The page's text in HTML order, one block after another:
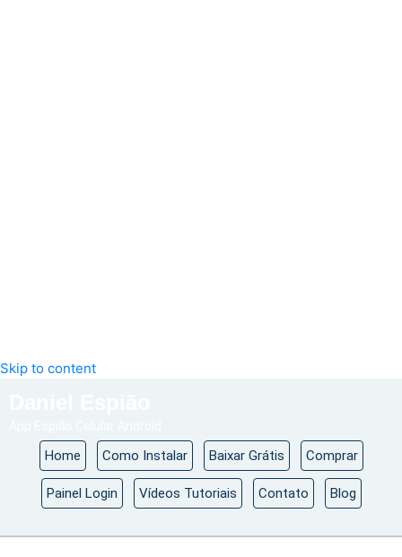
Skip to content
Home Como Instalar Baixar Grátis Comprar
Painel Login Vídeos Tutoriais Contato Blog